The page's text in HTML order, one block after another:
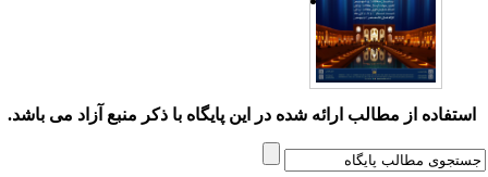
استفاده از مطالب ارائه شده در این پایگاه با ذکر منبع آزاد می باشد.